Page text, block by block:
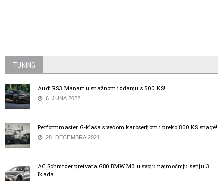
TUNING
Audi RS3 Manart u snažnom izdanju s 500 KS!
6. JUNA 2022.
Performmaster G-klasa s većom karoserijom i preko 800 KS snage!
28. DECEMBRA 2021.
AC Schnitzer pretvara G80 BMW M3 u svoju najmoćniju seriju 3
ikada